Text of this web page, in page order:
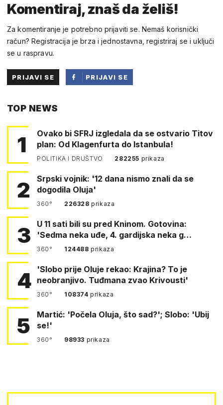
Komentiraj, znaš da želiš!
Za komentiranje je potrebno prijaviti se. Nemaš korisnički
račun? Registracija je brza i jednostavna, registriraj se i uključi
se u raspravu.
PRIJAVI SE
PRIJAVI SE
TOP NEWS
1
Ovako bi SFRJ izgledala da se ostvario Titov
plan: Od Klagenfurta do Istanbula!
POLITIKA I DRUŠTVO 282255 prikaza
2
Srpski vojnik: '12 dana nismo znali da se
dogodila Oluja'
360° 226328prikaza
3
U 11 sati bili su pred Kninom. Gotovina:
'Sedma neka uđe, 4. gardijska neka g…
360° 124488prikaza
4
'Slobo prije Oluje rekao: Krajina? To je
neobranjivo. Tuđmana zvao Krivousti'
360° 108374prikaza
5
Martić: 'Počela Oluja, što sad?'; Slobo: 'Ubij
se!'
360° 98933 prikaza